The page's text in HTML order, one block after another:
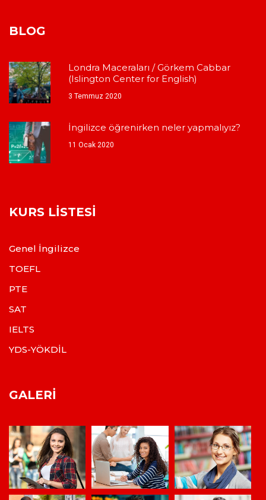
BLOG
Londra Maceraları / Görkem Cabbar
(Islington Center for English)
3 Temmuz 2020
İngilizce öğrenirken neler yapmalıyız?
11 Ocak 2020
KURS LISTESI
Genel İngilizce
TOEFL
PTE
SAT
IELTS
YDS-YÖKDİL
GALERI